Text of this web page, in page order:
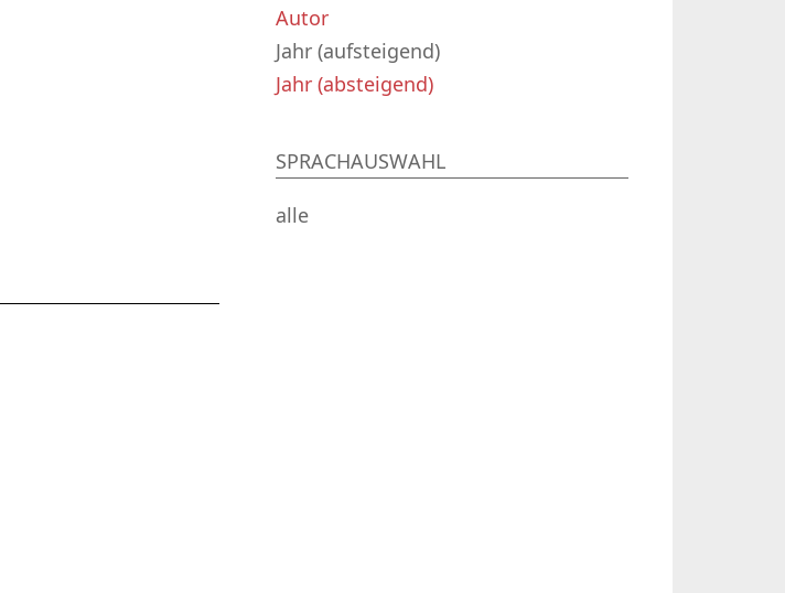
Autor
Jahr (aufsteigend)
Jahr (absteigend)
SPRACHAUSWAHL
alle